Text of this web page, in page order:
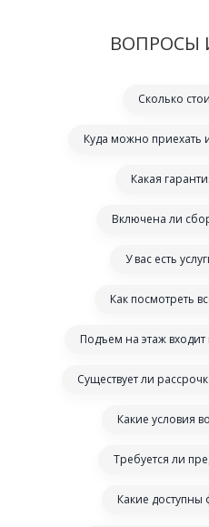
ВОПРОСЫ
Сколько
Куда можно приехать
Какая
Включена ли
У вас есть
Как посмотреть
Подъем на этаж входит
Существует ли
Какие условия
Требуется ли
Какие